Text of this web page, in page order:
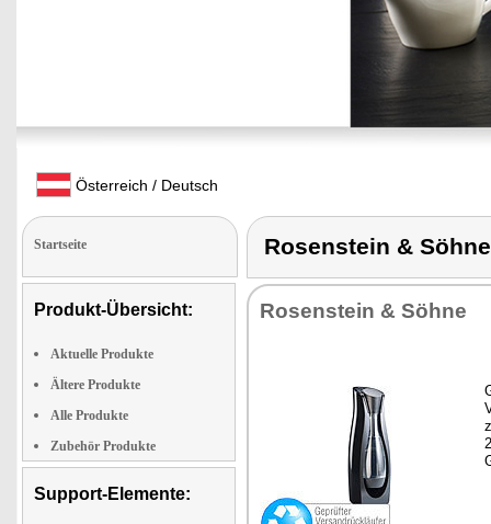
Österreich / Deutsch
Startseite
Produkt-Übersicht:
Aktuelle Produkte
Ältere Produkte
Alle Produkte
Zubehör Produkte
Support-Elemente:
Rosenstein &
Rosenstein & Söhne